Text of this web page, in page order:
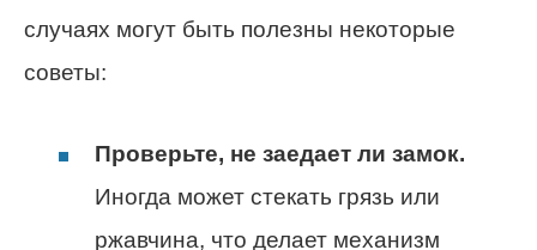
случаях могут быть полезны некоторые
советы:
Проверьте, не заедает ли замок.
Иногда может стекать грязь или
ржавчина, что делает механизм